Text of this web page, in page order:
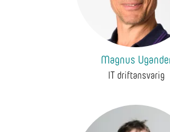
Magnus
IT driftansvarig